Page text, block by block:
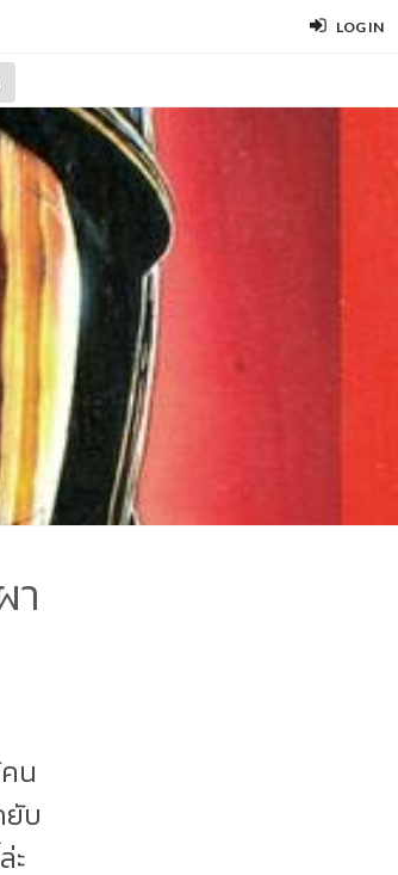
LOG IN
า
น
ยับ
ะ